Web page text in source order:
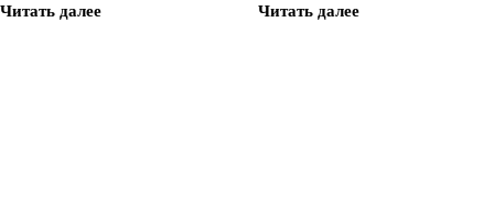
Читать далее Читать далее